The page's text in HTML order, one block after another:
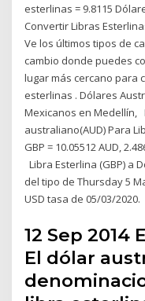
esterlinas = 9.8115
Convertir Libras
Ve los últimos tipos de
cambio donde puedes
lugar más cercano para
esterlinas . Dólares
Mexicanos en Medellín,
australiano(AUD) Para
GBP = 10.05512 AUD,
Libra Esterlina (GBP) a
del tipo de Thursday 5
USD tasa de 05/03/2020.
12 Sep 2014
El dólar